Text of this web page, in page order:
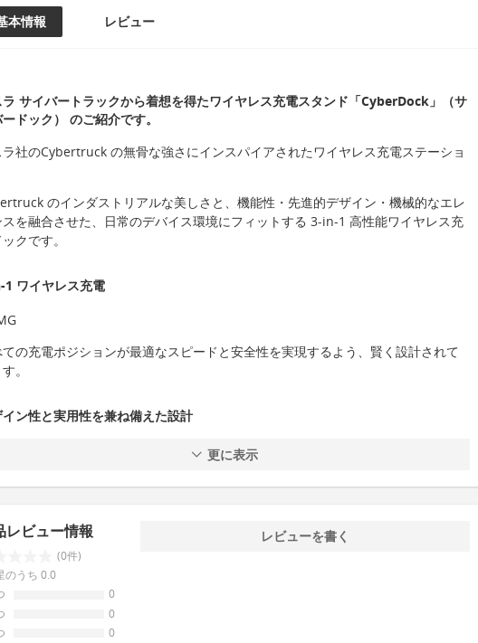
本情報 レビュー
ラ サイバートラックから着想を得たワイヤレス充電スタンド「CyberDock」（サ
ドック） のご紹介です。
ラ社のCybertruck の無骨な強さにインスパイアされたワイヤレス充電ステーショ
のインダストリアルな美しさと、機能性・先進的デザイン・機械的なエレ
スを融合させた、日常のデバイス環境にフィットする 3-in-1 高性能ワイヤレス充
クです。
1 ワイヤレス充電
の充電ポジションが最適なスピードと安全性を実現するよう、賢く設計されて
。
ン性と実用性を兼ね備えた設計
更に表示
レビュー情報
(0件)
のうち 0.0
0
0
0
レビューを書く